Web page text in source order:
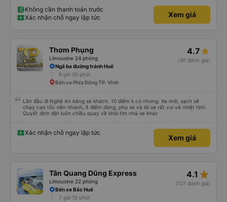
Không cần thanh toán trước
Xác nhận chỗ ngay lập tức
Xem giá
Thơm Phụng
Limousine 24 phòng
4.7
(30 đánh giá)
Ngã ba đường tránh Huế
6 giờ 30 phút
Bến xe Phía Đông TP. Vinh
Lần đầu đi Nghệ An bằng xe khách. 10 điểm k có nhưng. Xe mới, sạch sẽ
chạy cao tốc nên nhanh, ít điểm dừng, phụ xe và lái xe rất vui vẻ nhiệt tình.
Quyết định đặt luôn chiều quay về khỏi tìm nhà xe khác
Xác nhận chỗ ngay lập tức
Xem giá
Tân Quang Dũng Express
Limousine 22 phòng
4.1 star_rate
(127 đánh giá)
Bến xe Bắc Huế
7 giờ 15 phút